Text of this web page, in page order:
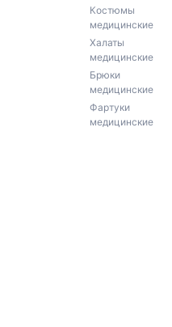
Костюмы
медицинские
Халаты
медицинские
Брюки
медицинские
Фартуки
медицинские